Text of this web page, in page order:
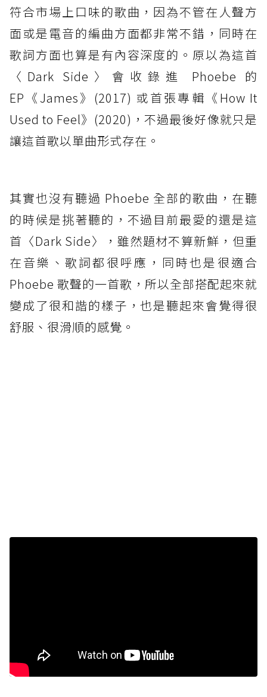
符合市場上口味的歌曲，因為不管在人聲方
面或是電音的編曲方面都非常不錯，同時在
歌詞方面也算是有內容深度的。原以為這首
〈Dark Side〉會收錄進 Phoebe 的
EP《James》(2017) 或首張專輯《How It
Used to Feel》(2020)，不過最後好像就只是
讓這首歌以單曲形式存在。
其實也沒有聽過 Phoebe 全部的歌曲，在聽
的時候是挑著聽的，不過目前最愛的還是這
首〈Dark Side〉，雖然題材不算新鮮，但重
在音樂、歌詞都很呼應，同時也是很適合
Phoebe 歌聲的一首歌，所以全部搭配起來就
變成了很和諧的樣子，也是聽起來會覺得很
舒服、很滑順的感覺。